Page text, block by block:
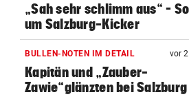
„Sah sehr schlimm aus“ –
um Salzburg-Kicker
BULLEN-NOTEN IM DETAIL vor
Kapitän und „Zauber-
Zawie“glänzten bei Salzburg